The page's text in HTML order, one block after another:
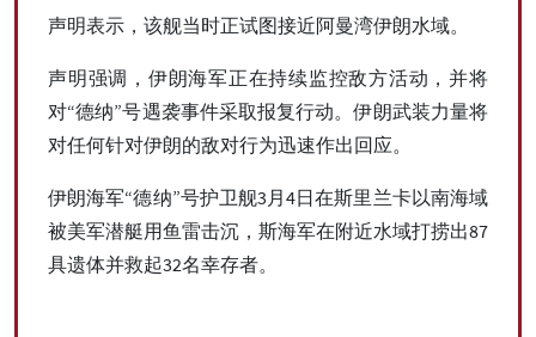
声明表示，该舰当时正试图接近阿曼湾伊朗水域。
声明强调，伊朗海军正在持续监控敌方活动，并将
对“德纳”号遇袭事件采取报复行动。伊朗武装力量将
对任何针对伊朗的敌对行为迅速作出回应。
伊朗海军“德纳”号护卫舰3月4日在斯里兰卡以南海域
被美军潜艇用鱼雷击沉，斯海军在附近水域打捞出87
具遗体并救起32名幸存者。